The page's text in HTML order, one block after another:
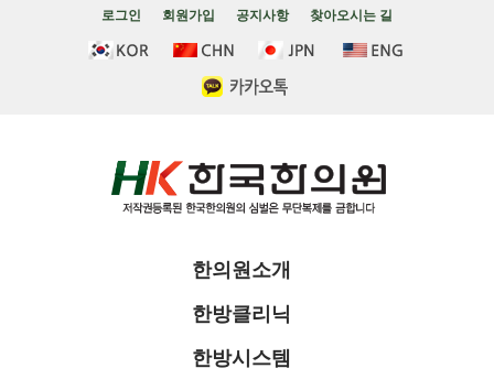
로그인 회원가입 공지사항 찾아오시는 길
한의원소개
한방클리닉
한방시스템